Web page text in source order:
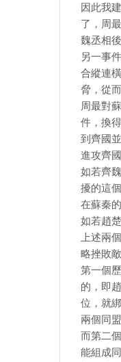
因此我
了，周
魏丞相
另一事
合縱連
脅，從
周最對
件，換
到齊國
進攻齊
如若齊
擾的這
在蘇秦
如若趙
上述兩
略挫敗
第一個
的，即
位，就
兩個同
而第二
能組成